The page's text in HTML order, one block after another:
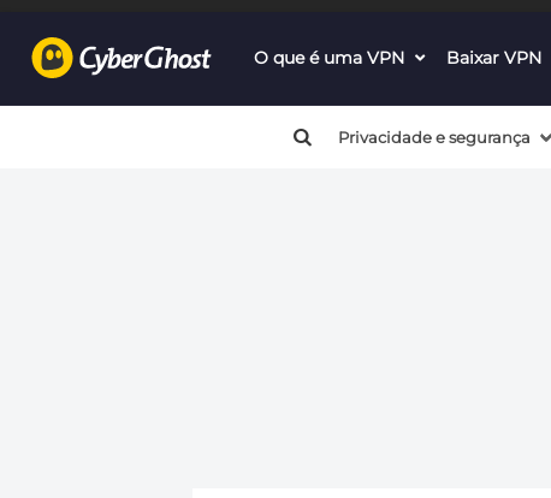
O que é uma VPN dropdown
Baixar VPN
Privacidade e segurança